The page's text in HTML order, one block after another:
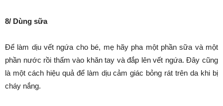
8/ Dùng sữa
Để làm dịu vết ngứa cho bé, mẹ hãy pha một phần sữa và một
phần nước rồi thấm vào khăn tay và đắp lên vết ngứa. Đây cũng
là một cách hiệu quả để làm dịu cảm giác bỏng rát trên da khi bị
cháy nắng.